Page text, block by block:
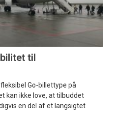
til
Go-billettype på
kan ikke love, at tilbuddet
en del af et langsigtet